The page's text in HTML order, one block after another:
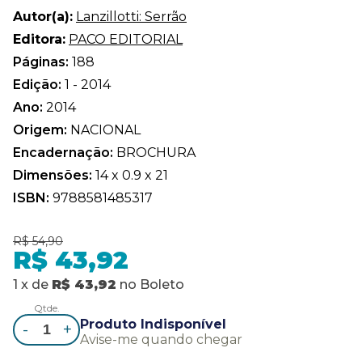
Autor(a): Lanzillotti: Serrão
Editora: PACO EDITORIAL
Páginas: 188
Edição: 1 - 2014
Ano: 2014
Origem: NACIONAL
Encadernação: BROCHURA
Dimensões: 14 x 0.9 x 21
ISBN: 9788581485317
R$ 54,90
R$ 43,92
1 x de R$ 43,92 no Boleto
Qtde.
- +
Produto Indisponível
Avise-me quando chegar